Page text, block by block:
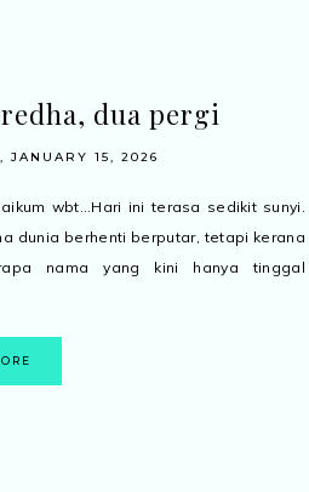
dua pergi
JANUARY 15, 2026
wbt...Hari ini terasa sedikit sunyi.
dunia berhenti berputar, tetapi kerana
nama yang kini hanya tinggal